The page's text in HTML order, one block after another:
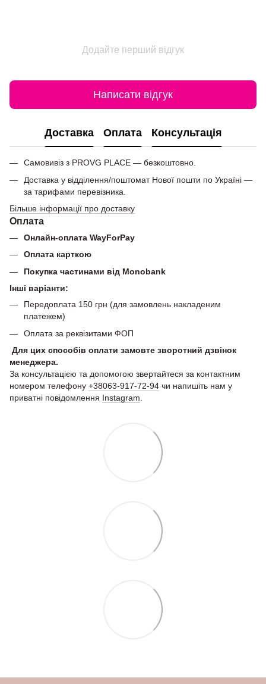
Додайте перший відгук
Написати відгук
Доставка Оплата Консультація
Самовивіз з PROVG PLACE — безкоштовно.
Доставка у відділення/поштомат Нової пошти по Україні —
за тарифами перевізника.
Більше інформації про доставку
Оплата
Онлайн-оплата WayForPay
Оплата карткою
Покупка частинами від Monobank
Інші варіанти:
Передоплата 150 грн (для замовлень накладеним
платежем)
Оплата за реквізитами ФОП
Для цих способів оплати замовте зворотний дзвінок
менеджера.
За консультацією та допомогою звертайтеся за контактним
номером телефону +38063-917-72-94 чи напишіть нам у
приватні повідомлення Instagram